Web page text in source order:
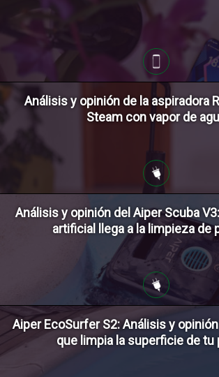
Análisis y opinión de la aspiradora
Steam con vapor de
Análisis y opinión del Aiper Scuba
artificial llega a la limpieza de
Aiper EcoSurfer S2: Análisis y
que limpia la superficie de tu